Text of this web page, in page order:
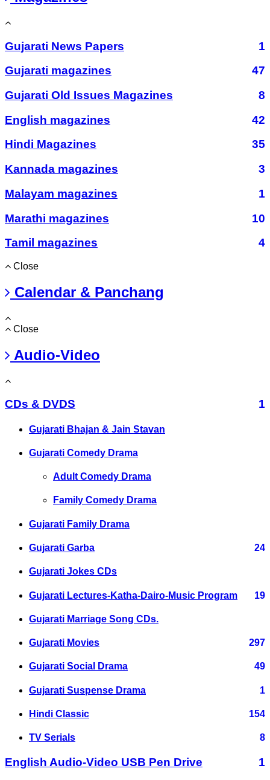
Gujarati News Papers
1
Gujarati magazines
47
Gujarati Old Issues Magazines
8
English magazines
42
Hindi Magazines
35
Kannada magazines
3
Malayam magazines
1
Marathi magazines
10
Tamil magazines
4
Close
Calendar & Panchang
Close
Audio-Video
CDs & DVDS 1
Gujarati Bhajan & Jain Stavan
Gujarati Comedy Drama
Adult Comedy Drama
Family Comedy Drama
Gujarati Family Drama
Gujarati Garba 24
Gujarati Jokes CDs
Gujarati Lectures-Katha-Dairo-Music Program 19
Gujarati Marriage Song CDs.
Gujarati Movies 297
Gujarati Social Drama 49
Gujarati Suspense Drama 1
Hindi Classic 154
TV Serials 8
English Audio-Video USB Pen Drive
1